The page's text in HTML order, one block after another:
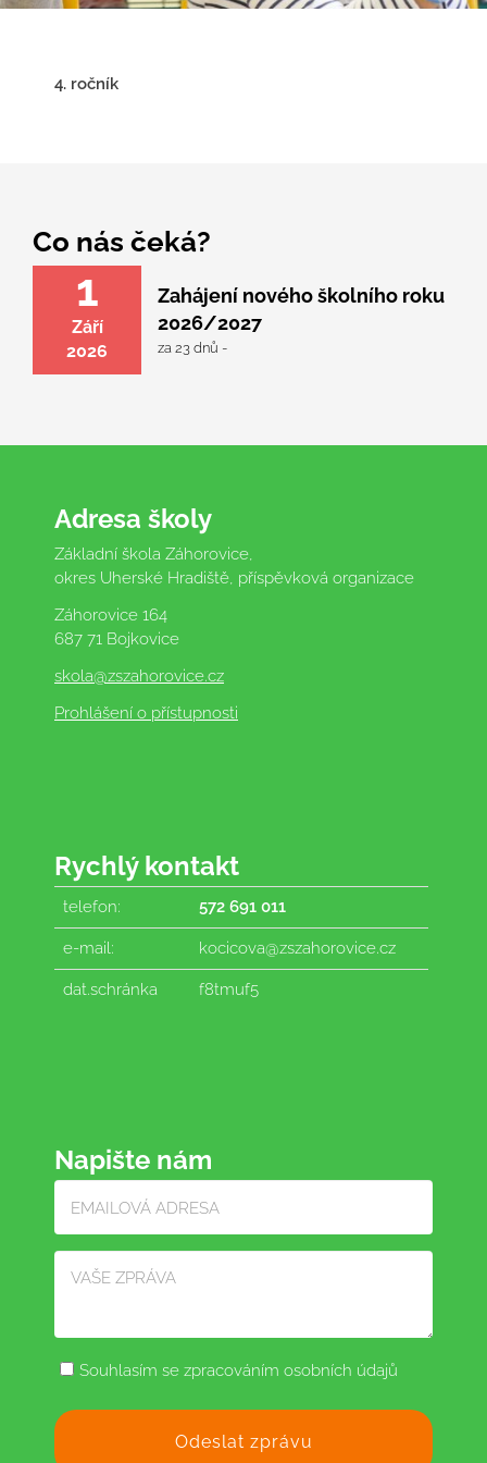
4. ročník
Co nás čeká?
1
Září
2026
Zahájení nového školního roku
2026/2027
za 23 dnů -
Adresa školy
Základní škola Záhorovice,
okres Uherské Hradiště, příspěvková organizace
Záhorovice 164
687 71 Bojkovice
skola@zszahorovice.cz
Prohlášení o přístupnosti
Rychlý kontakt
telefon: 572 691 011
e-mail: kocicova@zszahorovice.cz
dat.schránka f8tmuf5
Napište nám
Souhlasím se zpracováním osobních údajů